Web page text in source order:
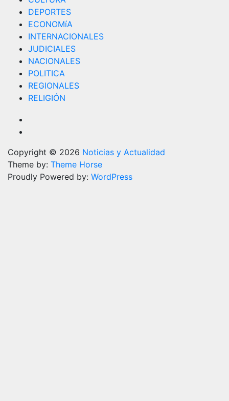
DEPORTES
ECONOMíA
INTERNACIONALES
JUDICIALES
NACIONALES
POLITICA
REGIONALES
RELIGIÓN
Copyright © 2026 Noticias y Actualidad
Theme by: Theme Horse
Proudly Powered by: WordPress